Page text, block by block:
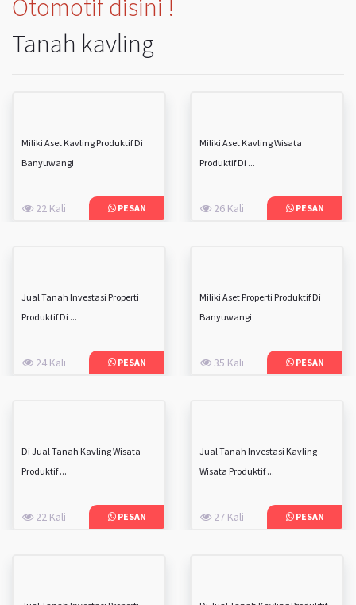
Otomotif disini !
Tanah kavling
Miliki Aset Kavling Produktif Di
Banyuwangi
22 Kali PESAN
Miliki Aset Kavling Wisata
Produktif Di ...
26 Kali PESAN
Jual Tanah Investasi Properti
Produktif Di ...
24 Kali PESAN
Miliki Aset Properti Produktif Di
Banyuwangi
35 Kali PESAN
Di Jual Tanah Kavling Wisata
Produktif ...
22 Kali PESAN
Jual Tanah Investasi Kavling
Wisata Produktif ...
27 Kali PESAN